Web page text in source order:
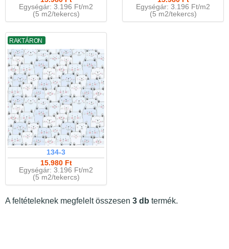
Egységár: 3.196 Ft/m2
(5 m2/tekercs)
Egységár: 3.196 Ft/m2
(5 m2/tekercs)
RAKTÁRON
134-3
15.980 Ft
Egységár: 3.196 Ft/m2
(5 m2/tekercs)
A feltételeknek megfelelt összesen 3 db termék.